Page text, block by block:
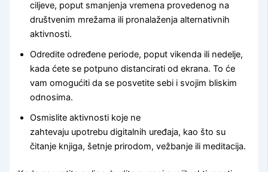
ciljeve, poput smanjenja vremena provedenog na
društvenim mrežama ili pronalaženja alternativnih
aktivnosti.
Odredite određene periode, poput vikenda ili nedelje,
kada ćete se potpuno distancirati od ekrana. To će
vam omogućiti da se posvetite sebi i svojim bliskim
odnosima.
Osmislite aktivnosti koje ne
zahtevaju upotrebu digitalnih uređaja, kao što su
čitanje knjiga, šetnje prirodom, vežbanje ili meditacija.